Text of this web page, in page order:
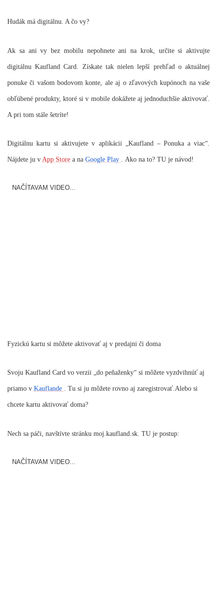
Hudák má digitálnu. A čo vy?
Ak sa ani vy bez mobilu nepohnete ani na krok, určite si aktivujte
digitálnu Kaufland Card . Získate tak nielen lepší prehľad o aktuálnej
ponuke či vašom bodovom konte, ale aj o zľavových kupónoch na vaše
obľúbené produkty, ktoré si v mobile dokážete aj jednoduchšie aktivovať.
A pri tom stále šetríte!
Digitálnu kartu si aktivujete v aplikácii „Kaufland – Ponuka a viac“.
Nájdete ju v App Store a na Google Play Ako na to? TU je návod!
NAČÍTAVAM VIDEO...
Fyzickú kartu si môžete aktivovať aj v predajni či doma
Svoju Kaufland Card vo verzii „do peňaženky“ si môžete vyzdvihnúť aj
priamo v Kauflande . Tu si ju môžete rovno aj zaregistrovať.Alebo si
chcete kartu aktivovať doma?
Nech sa páči, navštívte stránku moj.kaufland.sk. TU je postup:
NAČÍTAVAM VIDEO...